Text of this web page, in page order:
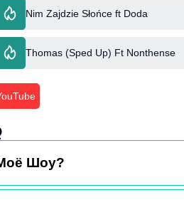
Nim Zajdzie Słońce ft Doda
Thomas (Sped Up) Ft Nonthense
Шоу?